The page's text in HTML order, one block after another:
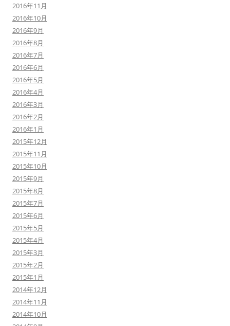
2016年11月
2016年10月
2016年9月
2016年8月
2016年7月
2016年6月
2016年5月
2016年4月
2016年3月
2016年2月
2016年1月
2015年12月
2015年11月
2015年10月
2015年9月
2015年8月
2015年7月
2015年6月
2015年5月
2015年4月
2015年3月
2015年2月
2015年1月
2014年12月
2014年11月
2014年10月